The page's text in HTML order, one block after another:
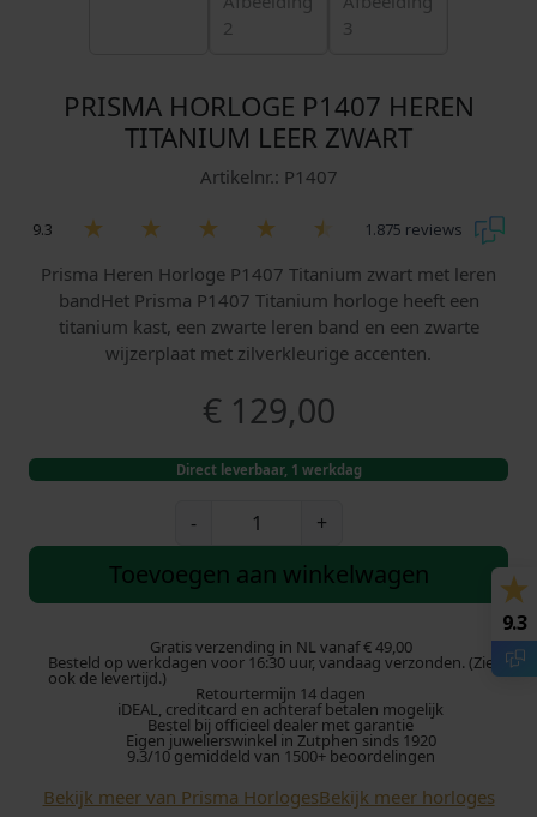
PRISMA HORLOGE P1407 HEREN
TITANIUM LEER ZWART
Artikelnr.: P1407
9.3 1.875 reviews
Prisma Heren Horloge P1407 Titanium zwart met leren
bandHet Prisma P1407 Titanium horloge heeft een
titanium kast, een zwarte leren band en een zwarte
wijzerplaat met zilverkleurige accenten.
€129,00
Direct leverbaar, 1 werkdag
-
a
H
r
l
g
+
Toevoegen aan winkelwagen
Gratis verzending in NL vanaf € 49,00
Besteld op werkdagen voor 16:30 uur, vandaag verzonden. (Zie
ook de levertijd.)
Retourtermijn 14 dagen
iDEAL, creditcard en achteraf betalen mogelijk
Bestel bij officieel dealer met garantie
Eigen juwelierswinkel in Zutphen sinds 1920
9.3/10 gemiddeld van 1500+ beoordelingen
Bekijk meer van Prisma HorlogesBekijk meer horloges
9.3